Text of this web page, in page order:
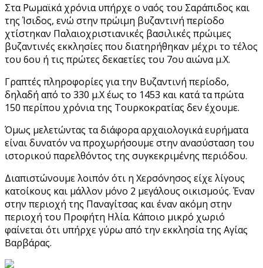
Στα Ρωμαϊκά χρόνια υπήρχε ο ναός του Σαράπιδος και
της Ίσιδος, ενώ στην πρώιμη βυζαντινή περίοδο
χτίστηκαν Παλαιοχριστιανικές βασιλικές πρώιμες
βυζαντινές εκκλησίες που διατηρήθηκαν μέχρι το τέλος
του 6ου ή τις πρώτες δεκαετίες του 7ου αιώνα μ.Χ.
Γραπτές πληροφορίες για την Βυζαντινή περίοδο,
δηλαδή από το 330 μ.Χ έως το 1453 και κατά τα πρώτα
150 περίπου χρόνια της Τουρκοκρατίας δεν έχουμε.
Όμως μελετώντας τα διάφορα αρχαιολογικά ευρήματα
είναι δυνατόν να προχωρήσουμε στην ανασύσταση του
ιστορικού παρελθόντος της συγκεκριμένης περιόδου.
Διαπιστώνουμε λοιπόν ότι η Χερσόνησος είχε λίγους
κατοίκους και μάλλον μόνο 2 μεγάλους οικισμούς. Έναν
στην περιοχή της Παναγίτσας και έναν ακόμη στην
περιοχή του Προφήτη Ηλία. Κάποιο μικρό χωριό
φαίνεται ότι υπήρχε γύρω από την εκκλησία της Αγίας
Βαρβάρας.